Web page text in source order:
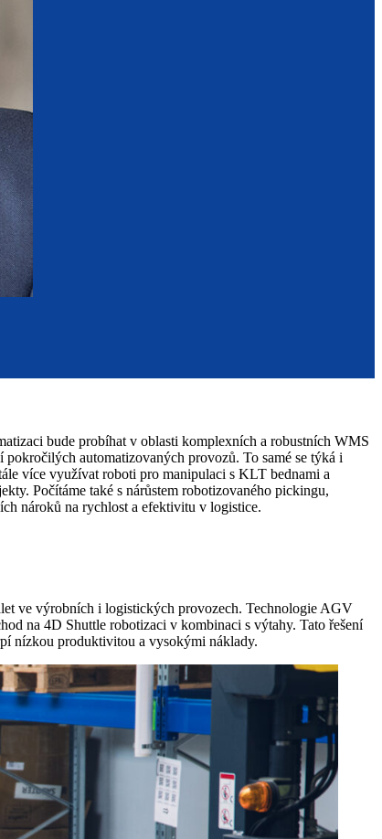
bude probíhat v oblasti komplexních a robustních WMS
automatizovaných provozů. To samé se týká i
více využívat roboti pro manipulaci s KLT bednami a
Počítáme také s nárůstem robotizovaného pickingu,
nároků na rychlost a efektivitu v logistice.
ve výrobních i logistických provozech. Technologie AGV
na 4D Shuttle robotizaci v kombinaci s výtahy. Tato řešení
nízkou produktivitou a vysokými náklady.